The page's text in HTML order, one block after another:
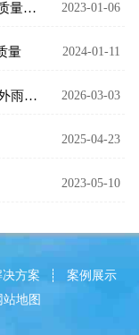
户外负氧离子监测站—2023景区空气质量监测设备 2023-01-06
量 2024-01-11
光学雨量监测站工作原理 | TW-YJ3户外雨量监测站厂家直供 2026-03-03
2025-04-23
2023-05-10
决方案
案例展示
站地图